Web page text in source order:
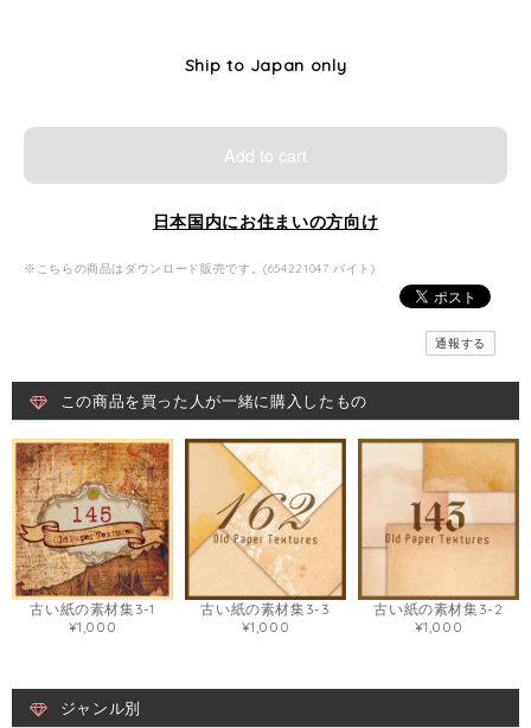
Ship to Japan only
Add to cart
日本国内にお住まいの方向け
※こちらの商品はダウンロード販売です。(654221047 バイト)
通報する
この商品を買った人が一緒に購入したもの
古い紙の素材集3-1
¥1,000
古い紙の素材集3-3
¥1,000
古い紙の素材集3-2
¥1,000
ジャンル別